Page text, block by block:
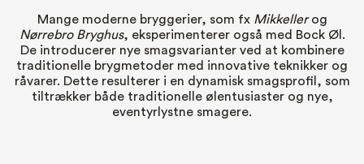
Mange moderne bryggerier, som fx Mikkellerog
Nørrebro Bryghus, eksperimenterer også med Bock Øl.
De introducerer nye smagsvarianter ved at kombinere
traditionelle brygmetoder med innovative teknikker og
råvarer. Dette resulterer i en dynamisk smagsprofil, som
tiltrækker både traditionelle ølentusiaster og nye,
eventyrlystne smagere.